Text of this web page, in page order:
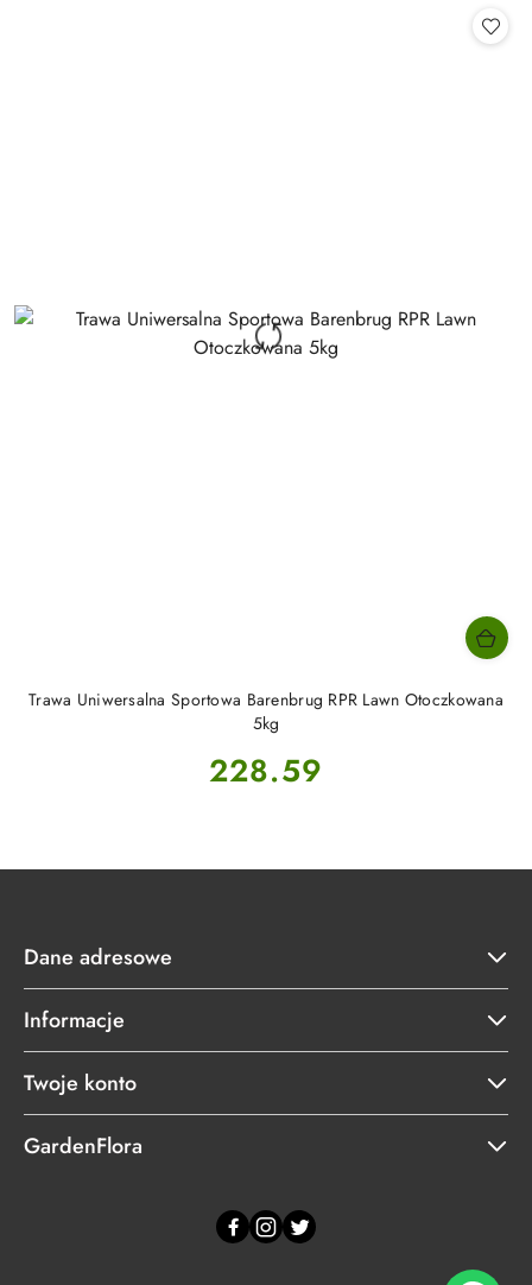
Trawa Uniwersalna Sportowa Barenbrug RPR Lawn Otoczkowana
5kg
Cena:
228.59
Dane adresowe
Informacje
Twoje konto
GardenFlora